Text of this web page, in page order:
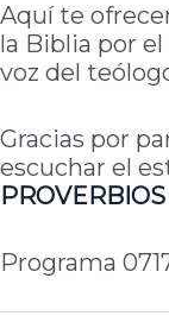
Aquí te
la Biblia por
voz del
Gracias por
escuchar el
PROVERBIOS
Programa